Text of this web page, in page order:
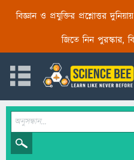
বিজ্ঞান ও প্রযুক্তির প্রশ্নোত্তর
জিতে নিন পুরস্কার,